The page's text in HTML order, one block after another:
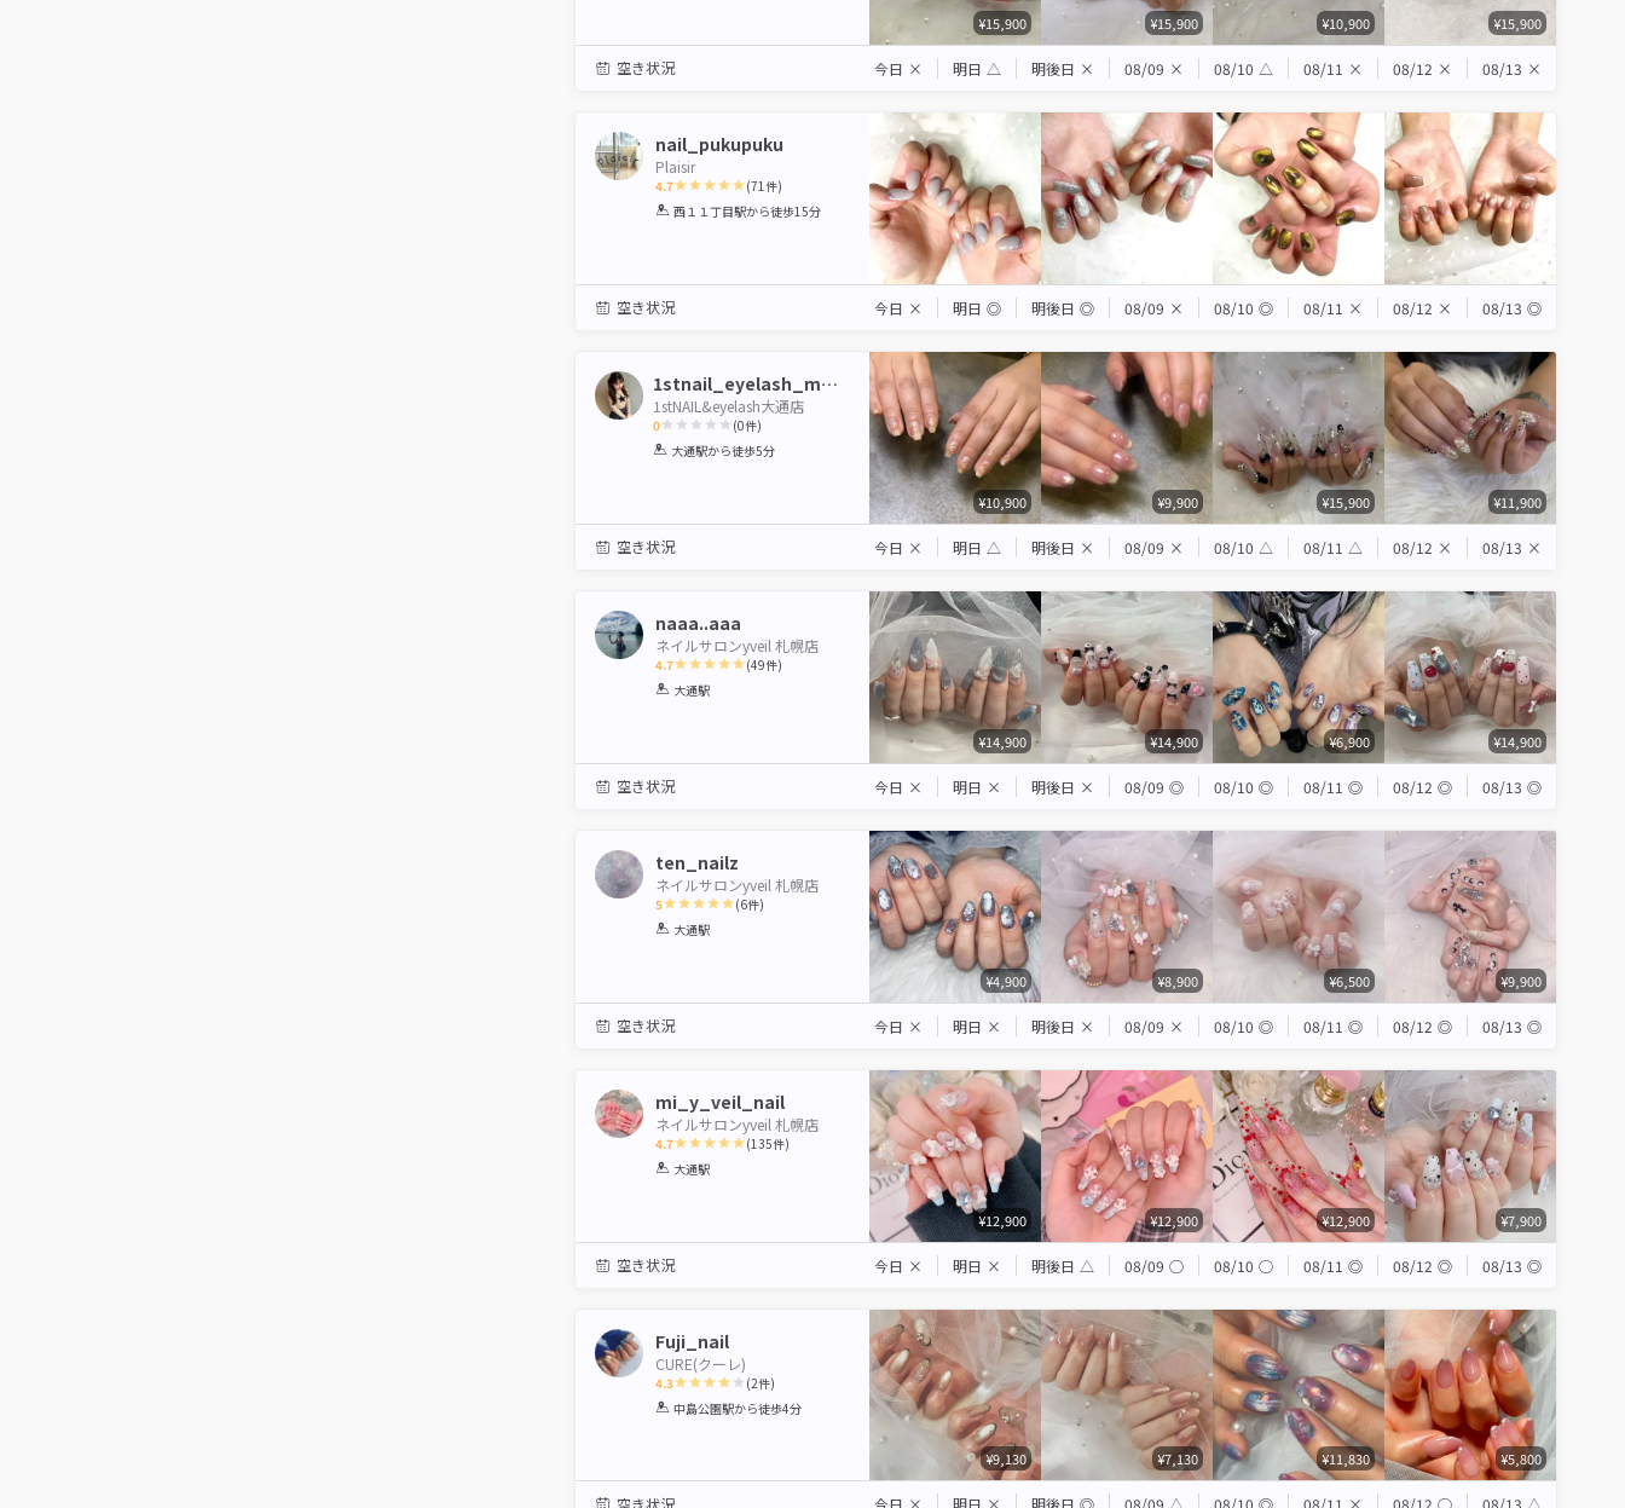
¥15,900 ¥15,900 ¥10,900 ¥15,900
空き状況 今日 × 明日 △ 明後日 × 08/09 × 08/10 △ 08/11 × 08/12 × 08/13 ×
nail_pukupuku
Plaisir
4.7
1 2 3 4 5
(71 件)
西１１丁目駅から徒歩15分
空き状況 今日 × 明日 ◎ 明後日 ◎ 08/09 × 08/10 ◎ 08/11 × 08/12 × 08/13 ◎
1stnail_eyelash_manaka
1stNAIL&eyelash大通店
0
1 2 3 4 5
(0件)
大通駅から徒歩5分
¥10,900 ¥9,900 ¥15,900 ¥11,900
空き状況 今日 × 明日 △ 明後日 × 08/09 × 08/10 △ 08/11 △ 08/12 × 08/13 ×
naaa..aaa
ネイルサロンyveil 札幌店
4.7
1 2 3
(49件)
大通駅
¥14,900 ¥14,900 ¥6,900 ¥14,900
空き状況 今日 × 明日 × 明後日 × 08/09 ◎ 08/10 ◎ 08/11 ◎ 08/12 ◎ 08/13 ◎
ten_nailz
ネイルサロンyveil 札幌店
5
1 2 3 4
(6件)
大通駅
¥4,900 ¥8,900 ¥6,500 ¥9,900
空き状況 今日 × 明日 × 明後日 × 08/09 × 08/10 ◎ 08/11 ◎ 08/12 ◎ 08/13 ◎
mi_y_veil_nail
ネイルサロンyveil 札幌店
4.7
1 2 3
(135件)
大通駅
¥12,900 ¥12,900 ¥12,900 ¥7,900
空き状況 今日 × 明日 × 明後日 △ 08/09 ◯ 08/10 ◯ 08/11 ◎ 08/12 ◎ 08/13 ◎
Fuji_nail
CURE(クーレ)
4.3
1 2 3 4 5
(2件)
中島公園駅から徒歩4分
¥9,130 ¥7,130 ¥11,830 ¥5,800
空き状況